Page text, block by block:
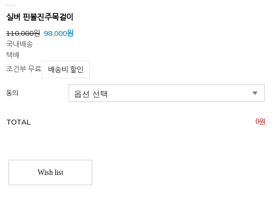
실버 핀볼진주목걸이
110,000원 98,000원
국내배송
택배
조건부 무료
배송비 할인
동의
TOTAL 0원
Wish list